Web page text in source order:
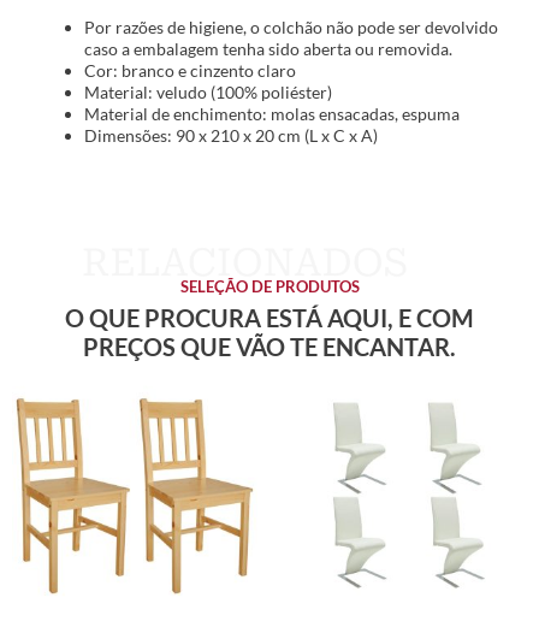
Por razões de higiene, o colchão não pode ser devolvido
caso a embalagem tenha sido aberta ou removida.
Cor: branco e cinzento claro
Material: veludo (100% poliéster)
Material de enchimento: molas ensacadas, espuma
Dimensões: 90 x 210 x 20 cm (L x C x A)
SELEÇÃO DE PRODUTOS
O QUE PROCURA ESTÁ AQUI, E COM
PREÇOS QUE VÃO TE ENCANTAR.